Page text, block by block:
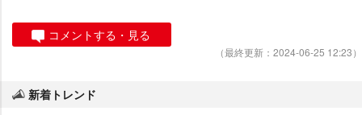
コメントする・見る
（最終更新：2024-06-25 12:23）
新着トレンド